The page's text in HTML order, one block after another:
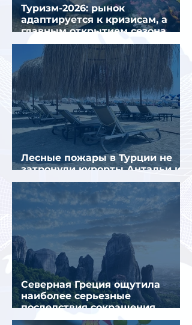
Туризм-2026: рынок
адаптируется к кризисам, а
главным открытием сезона
стал Вьетнам
Лесные пожары в Турции не
затронули курорты Антальи и
Муглы
Северная Греция ощутила
наиболее серьезные
последствия сокращения
турпотока из России